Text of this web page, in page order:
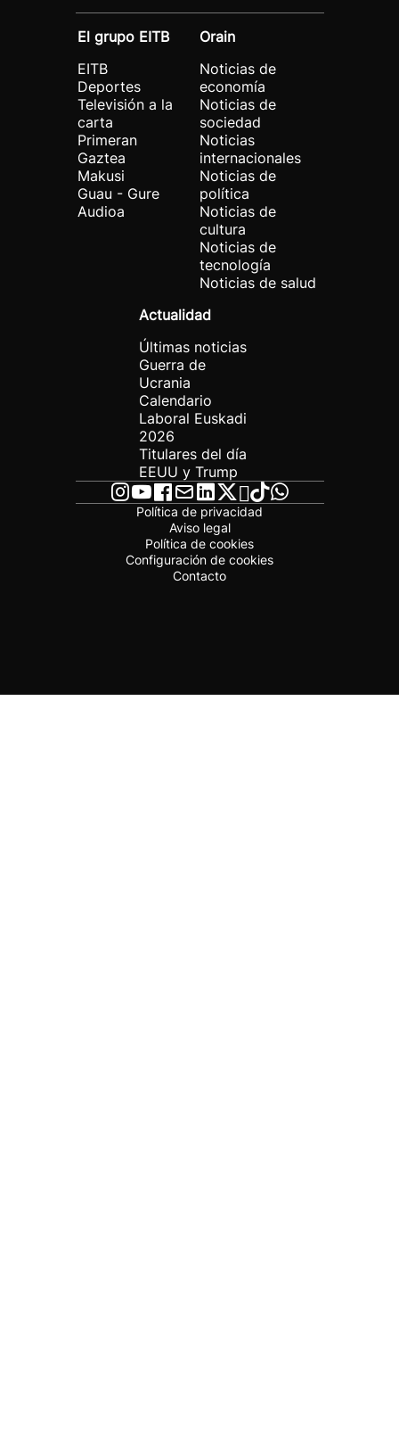
El grupo EITB
EITB
Deportes
Televisión a la
carta
Primeran
Gaztea
Makusi
Guau - Gure
Audioa
Orain
Noticias de
economía
Noticias de
sociedad
Noticias
internacionales
Noticias de
política
Noticias de
cultura
Noticias de
tecnología
Noticias de salud
Actualidad
Últimas noticias
Guerra de
Ucrania
Calendario
Laboral Euskadi
2026
Titulares del día
EEUU y Trump
Política de privacidad
Aviso legal
Política de cookies
Configuración de cookies
Contacto